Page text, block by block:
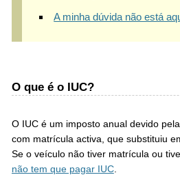
A minha dúvida não está
O que é o IUC?
O IUC é um imposto anual devido
com matrícula activa, que substituiu
Se o veículo não tiver matrícula ou
não tem que pagar IUC.